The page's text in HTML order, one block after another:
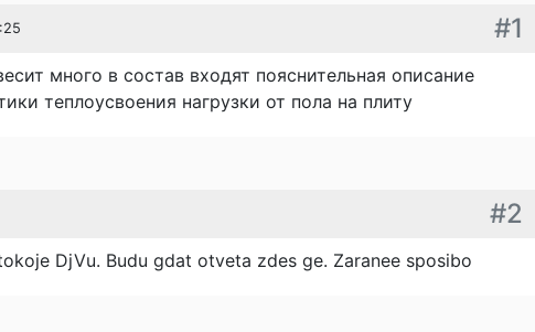
#1
много в состав входят пояснительная описание
теплоусвоения нагрузки от пола на плиту
#2
DjVu. Budu gdat otveta zdes ge. Zaranee sposibo